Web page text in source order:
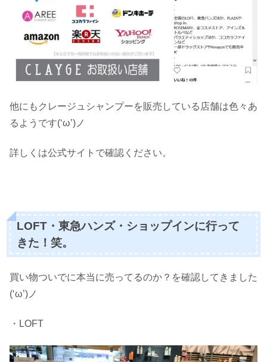
他にもクレージュシャンプーを販売している店舗は色々あ
るようです(‘ω’)ノ
詳しくは公式サイトで確認ください。
LOFT・東急ハンズ・ショップインに行って
きた！笑。
買い物ついでに本当に売ってるのか？を確認してきました
(‘ω’)ノ
・LOFT